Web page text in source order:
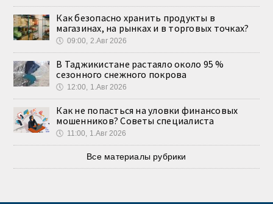
Как безопасно хранить продукты в
магазинах, на рынках и в торговых точках?
🕔 09:00, 2.Авг 2026
В Таджикистане растаяло около 95 %
сезонного снежного покрова
🕔 12:00, 1.Авг 2026
Как не попасться на уловки финансовых
мошенников? Советы специалиста
🕔 11:00, 1.Авг 2026
Все материалы рубрики